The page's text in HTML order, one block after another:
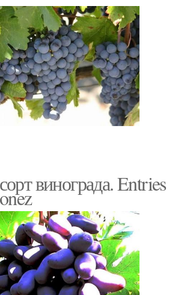
винограда. Entries